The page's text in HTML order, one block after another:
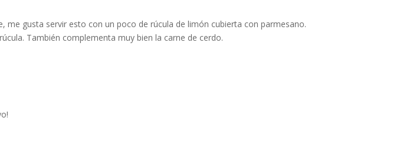
gusta servir esto con un poco de rúcula de limón cubierta con parmesano.
También complementa muy bien la carne de cerdo.